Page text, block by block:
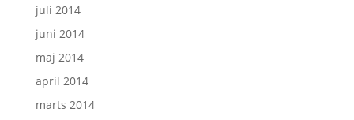
juli 2014
juni 2014
maj 2014
april 2014
marts 2014